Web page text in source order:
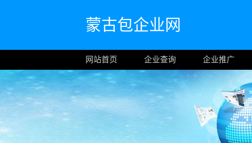
蒙古包企业网
网站首页 企业查询 企业推广